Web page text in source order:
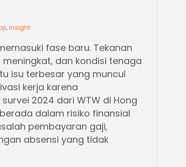
, Insight
fase baru. Tekanan
dan kondisi tenaga
isu terbesar yang muncul
kerja karena
2024 dari WTW di Hong
dalam risiko finansial
pembayaran gaji,
absensi yang tidak